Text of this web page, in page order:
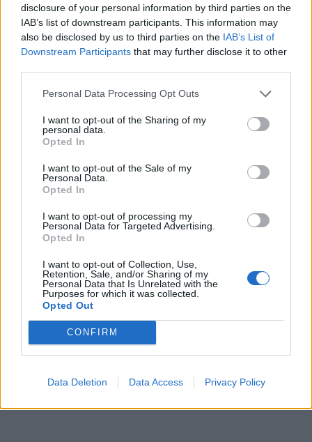
disclosure of your personal information by third parties on the
IAB’s list of downstream participants. This information may
also be disclosed by us to third parties on the IAB’s List of
Downstream Participants that may further disclose it to other
Personal Data Processing Opt Outs
I want to opt-out of the Sharing of my
personal data.
Opted In
I want to opt-out of the Sale of my
Personal Data.
Opted In
I want to opt-out of processing my
Personal Data for Targeted Advertising.
Opted In
I want to opt-out of Collection, Use,
Retention, Sale, and/or Sharing of my
Personal Data that Is Unrelated with the
Purposes for which it was collected.
Opted Out
CONFIRM
Data Deletion Data Access Privacy Policy